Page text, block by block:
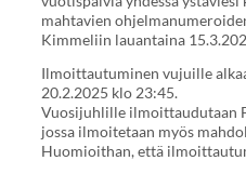
mahtavien
Kimmeliin lauantaina
Ilmoittautuminen vujuille
20.2.2025 klo 23:45.
Vuosijuhlille ilmoittaudutaan
jossa ilmoitetaan myös
Huomioithan, että